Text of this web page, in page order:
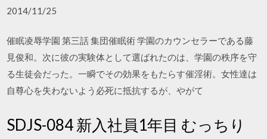
2014/11/25
催眠凌辱学園 第三話 集団催眠術 学園のカウンセラーである藤
見俊和。次に彼の実験体として選ばれたのは、学園の秩序を守
る生徒会だった。一瞬でその効果をもたらす催淫術。女性達は
自尊心を失わないよう必死に抵抗するが、やがて
SDJS-084 新入社員1年目 むっちり